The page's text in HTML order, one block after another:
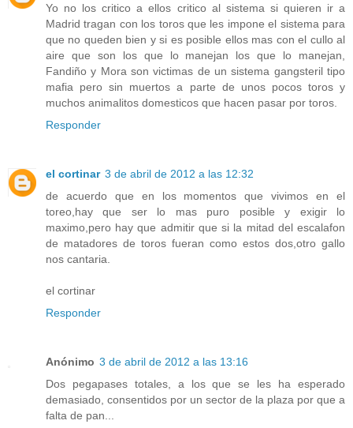
Yo no los critico a ellos critico al sistema si quieren ir a
Madrid tragan con los toros que les impone el sistema para
que no queden bien y si es posible ellos mas con el cullo al
aire que son los que lo manejan los que lo manejan,
Fandiño y Mora son victimas de un sistema gangsteril tipo
mafia pero sin muertos a parte de unos pocos toros y
muchos animalitos domesticos que hacen pasar por toros.
Responder
el cortinar 3 de abril de 2012 a las 12:32
de acuerdo que en los momentos que vivimos en el
toreo,hay que ser lo mas puro posible y exigir lo
maximo,pero hay que admitir que si la mitad del escalafon
de matadores de toros fueran como estos dos,otro gallo
nos cantaria.
el cortinar
Responder
Anónimo 3 de abril de 2012 a las 13:16
Dos pegapases totales, a los que se les ha esperado
demasiado, consentidos por un sector de la plaza por que a
falta de pan...